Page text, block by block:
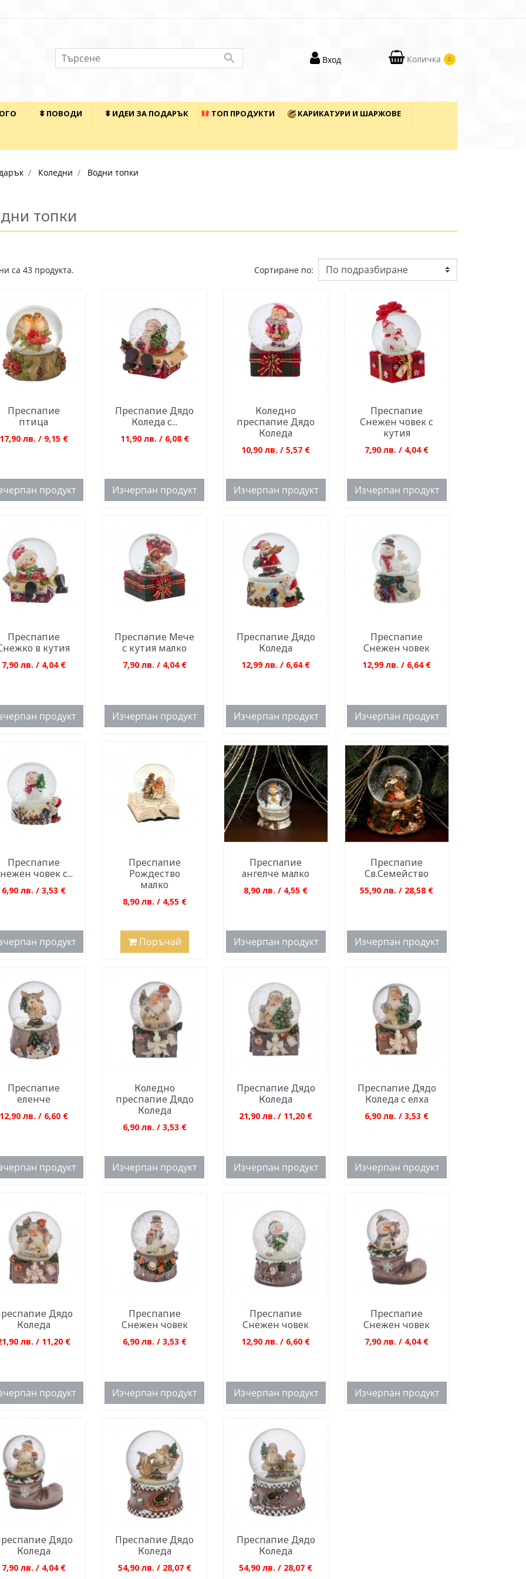
 Вход Количка 0
⯯ ПОВОДИ ⯯ ИДЕИ ЗА ПОДАРЪК ТОП ПРОДУКТИ КАРИКАТУРИ И ШАРЖОВЕ
Коледни Водни топки
топки
са 43 продукта. Сортиране по:
Преспапие
птица
лв. / 9,15 €
продукт
Преспапие Дядо
Коледа с...
11,90 лв. / 6,08 €
Изчерпан продукт
Коледно
преспапие Дядо
Коледа
10,90 лв. / 5,57 €
Изчерпан продукт
Преспапие
Снежен човек с
кутия
7,90 лв. / 4,04 €
Изчерпан продукт
Преспапие
в кутия
7,90 лв. / 4,04 €
продукт
Преспапие Мече
с кутия малко
7,90 лв. / 4,04 €
Изчерпан продукт
Преспапие Дядо
Коледа
12,99 лв. / 6,64 €
Изчерпан продукт
Преспапие
Снежен човек
12,99 лв. / 6,64 €
Изчерпан продукт
Преспапие
човек с...
6,90 лв. / 3,53 €
продукт
Преспапие
Рождество
малко
8,90 лв. / 4,55 €
Поръчай
Преспапие
ангелче малко
8,90 лв. / 4,55 €
Изчерпан продукт
Преспапие
Св.Семейство
55,90 лв. / 28,58 €
Изчерпан продукт
Преспапие
еленче
лв. / 6,60 €
продукт
Коледно
преспапие Дядо
Коледа
6,90 лв. / 3,53 €
Изчерпан продукт
Преспапие Дядо
Коледа
21,90 лв. / 11,20 €
Изчерпан продукт
Преспапие Дядо
Коледа с елха
6,90 лв. / 3,53 €
Изчерпан продукт
Дядо
Коледа
лв. / 11,20 €
продукт
Преспапие
Снежен човек
6,90 лв. / 3,53 €
Изчерпан продукт
Преспапие
Снежен човек
12,90 лв. / 6,60 €
Изчерпан продукт
Преспапие
Снежен човек
7,90 лв. / 4,04 €
Изчерпан продукт
Дядо
Коледа
7,90 лв. / 4,04 €
Преспапие Дядо
Коледа
54,90 лв. / 28,07 €
Преспапие Дядо
Коледа
54,90 лв. / 28,07 €